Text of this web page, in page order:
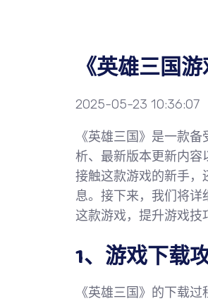
《英雄三国
2025-05-23 10:36:07
《英雄三国》是一款
析、最新版本更新内容
接触这款游戏的新手，
息。接下来，我们将
这款游戏，提升游戏技
1、游戏下载
《英雄三国》的下载